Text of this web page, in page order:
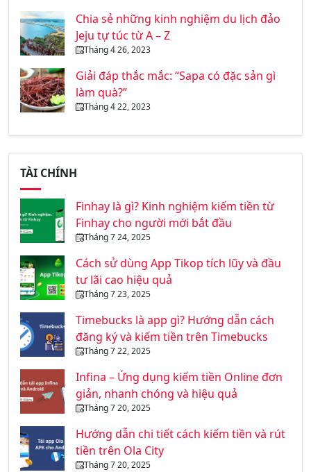
Chia sẻ những kinh nghiệm du lịch đảo
Jeju tự túc từ A – Z
Tháng 4 26, 2023
Giải đáp thắc mắc: “Sapa có đặc sản gì
làm quà?”
Tháng 4 22, 2023
TÀI CHÍNH
Finhay là gì? Kinh nghiệm kiếm tiền từ
Finhay cho người mới bắt đầu
Tháng 7 24, 2025
Cách sử dùng App Tikop tích lũy và đầu
tư lãi cao hiệu quả
Tháng 7 23, 2025
Timebucks là app gì? Hướng dẫn cách
đăng ký và kiếm tiền trên Timebucks
Tháng 7 22, 2025
Infina – Ứng dụng kiếm tiền Online đơn
giản, nhanh chóng và hiệu quả
Tháng 7 20, 2025
Hướng dẫn chi tiết cách kiếm tiền và rút
tiền trên Ola City
Tháng 7 20, 2025